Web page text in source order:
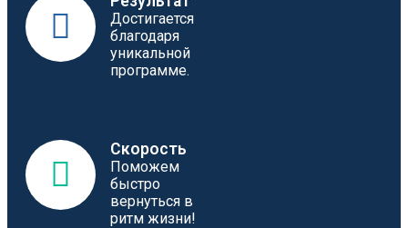
Достигается
благодаря
уникальной
программе.
Скорость
Поможем
быстро
вернуться в
ритм жизни!